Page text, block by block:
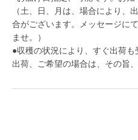
（土、日、月は、場合により、
合がございます。メッセージに
ませ。）
●収穫の状況により、すぐ出荷
出荷、ご希望の場合は、その旨